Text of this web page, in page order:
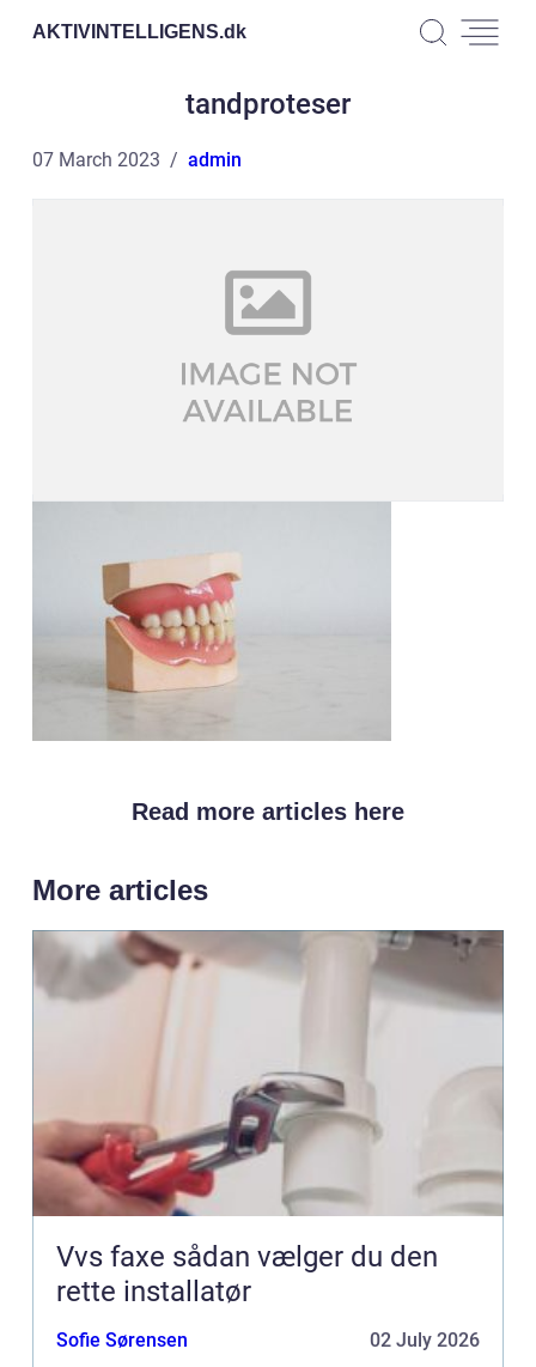
AKTIVINTELLIGENS.dk
tandproteser
07 March 2023 admin
Read more articles here
More articles
Vvs faxe sådan vælger du den
rette installatør
Sofie Sørensen 02 July 2026